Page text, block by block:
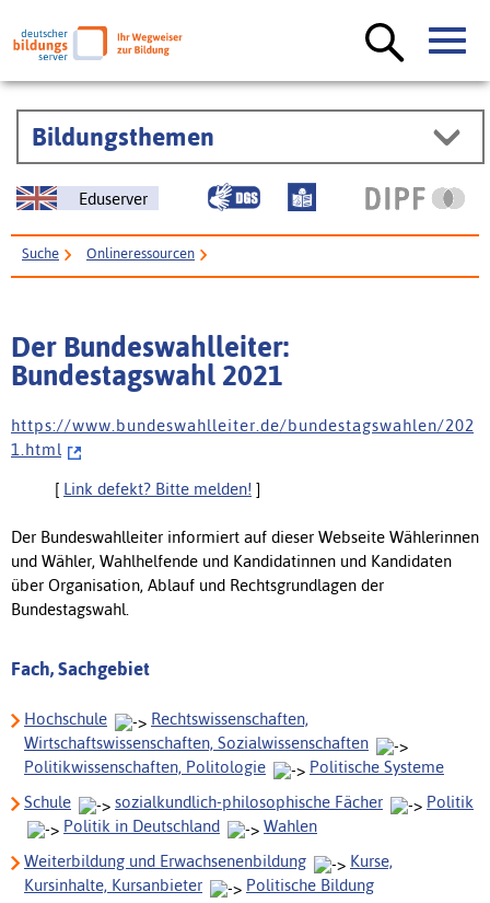
Bildungsthemen
Eduserver
Suche Onlineressourcen
Der Bundeswahlleiter:
Bundestagswahl 2021
h t t p s : / / w w w . b u n d e s w a h l l e i t e r . d e / b u n d e s t a g s w a h l e n / 2 0 2
1 . h t m l
[ Link defekt? Bitte melden! ]
Der Bundeswahlleiter informiert auf dieser Webseite Wählerinnen
und Wähler, Wahlhelfende und Kandidatinnen und Kandidaten
über Organisation, Ablauf und Rechtsgrundlagen der
Bundestagswahl.
Fach, Sachgebiet
Hochschule
Rechtswissenschaften,
Wirtschaftswissenschaften, Sozialwissenschaften
Politikwissenschaften, Politologie
Politische Systeme
Schule
sozialkundlich-philosophische Fächer
Politik
Politik in Deutschland
Wahlen
Weiterbildung und Erwachsenenbildung
Kurse,
Kursinhalte, Kursanbieter
Politische Bildung